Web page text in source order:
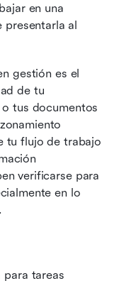
en una
al
gestión es el
de tu
tus documentos
tu flujo de trabajo
verificarse para
en lo
tareas